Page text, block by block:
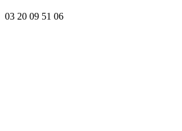
03 20 09 51 06